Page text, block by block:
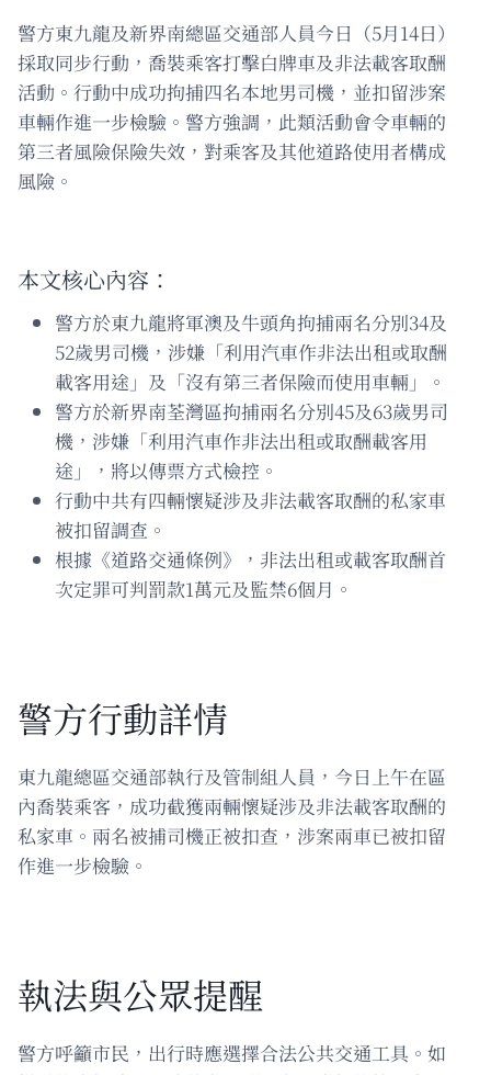
警方東九龍及新界南總區交通部人員今日（5月14日）
採取同步行動，喬裝乘客打擊白牌車及非法載客取酬
活動。行動中成功拘捕四名本地男司機，並扣留涉案
車輛作進一步檢驗。警方強調，此類活動會令車輛的
第三者風險保險失效，對乘客及其他道路使用者構成
風險。
本文核心內容：
警方於東九龍將軍澳及牛頭角拘捕兩名分別34及
52歲男司機，涉嫌「利用汽車作非法出租或取酬
載客用途」及「沒有第三者保險而使用車輛」。
警方於新界南荃灣區拘捕兩名分別45及63歲男司
機，涉嫌「利用汽車作非法出租或取酬載客用
途」，將以傳票方式檢控。
行動中共有四輛懷疑涉及非法載客取酬的私家車
被扣留調查。
根據《道路交通條例》，非法出租或載客取酬首
次定罪可判罰款1萬元及監禁6個月。
警方行動詳情
東九龍總區交通部執行及管制組人員，今日上午在區
內喬裝乘客，成功截獲兩輛懷疑涉及非法載客取酬的
私家車。兩名被捕司機正被扣查，涉案兩車已被扣留
作進一步檢驗。
執法與公眾提醒
警方呼籲市民，出行時應選擇合法公共交通工具。如